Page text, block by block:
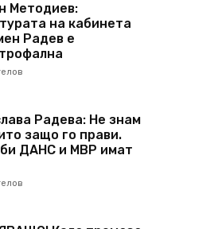
Методиев:
на кабинета
Радев е
Радева: Не знам
защо го прави.
ДАНС и МВР имат